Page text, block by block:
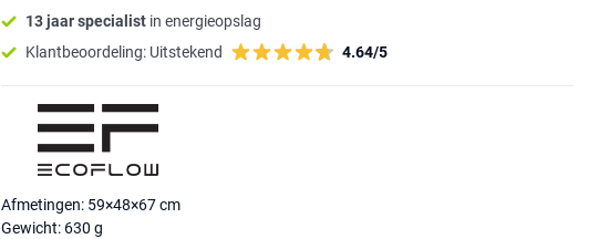
13 jaar specialist in energieopslag
Klantbeoordeling: Uitstekend 4.64/5
Afmetingen: 59×48×67 cm
Gewicht: 630 g